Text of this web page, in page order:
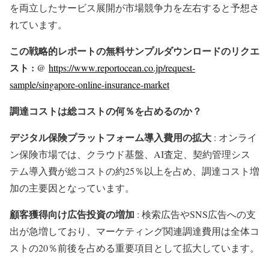
を両立したサービス展開が市場競争力を左右すると予想さ
れています。
この戦略的レポートの無料サンプルダウンロードのリクエ
スト : @ https://www.reportocean.co.jp/request-
sample/singapore-online-insurance-market
調達コストは総コストの何％を占めるのか？
デジタル保険プラットフォーム導入費用の拡大 : オンライ
ン保険市場では、クラウド基盤、AI査定、契約管理シス
テム導入費が総コストの約25％以上を占め、調達コスト増
加の主要因となっています。
顧客獲得向け広告投資の増加 : 検索広告やSNS広告への支
出が急増しており、マーケティング関連調達費用は全体コ
ストの20％前後を占める重要項目として拡大しています。